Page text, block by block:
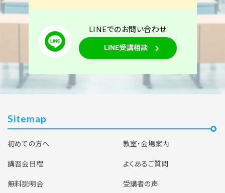
LINEでのお問い合わせ
LINE受講相談
Sitemap
初めての方へ
教室・会場案内
講習会日程
よくあるご質問
無料説明会
受講者の声